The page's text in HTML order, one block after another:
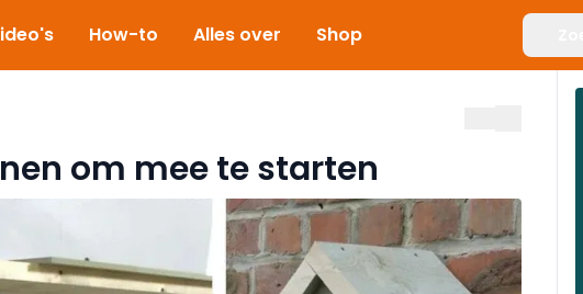
How-to Alles over Shop
om mee te starten